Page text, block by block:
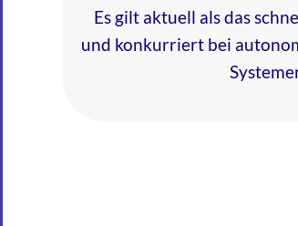
Es gilt aktuell als das
und konkurriert bei